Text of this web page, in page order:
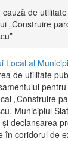
de
„Construire
Local al
de utilitate
„Construire
Municipiul
declanșarea
în coridorul de